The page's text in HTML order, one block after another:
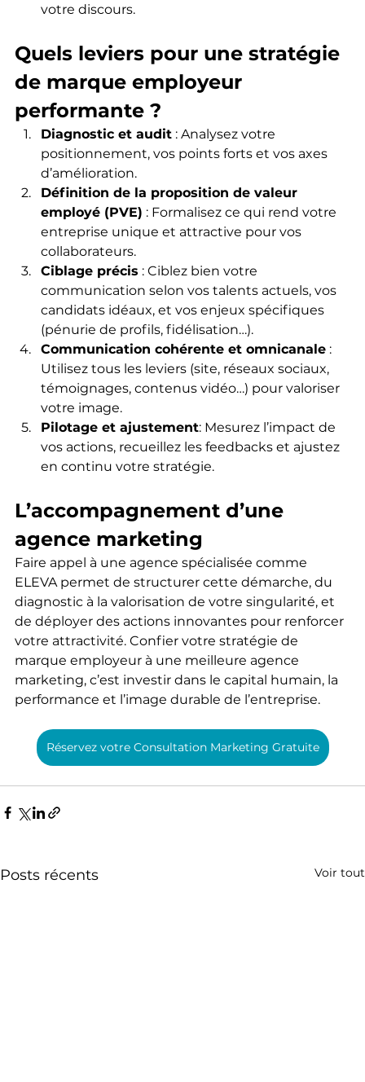
votre discours.
Quels leviers pour une stratégie
de marque employeur
performante ?
Diagnostic et audit : Analysez votre
positionnement, vos points forts et vos axes
d’amélioration.
Définition de la proposition de valeur
employé (PVE) : Formalisez ce qui rend votre
entreprise unique et attractive pour vos
collaborateurs.
Ciblage précis : Ciblez bien votre
communication selon vos talents actuels, vos
candidats idéaux, et vos enjeux spécifiques
(pénurie de profils, fidélisation…).
Communication cohérente et omnicanale :
Utilisez tous les leviers (site, réseaux sociaux,
témoignages, contenus vidéo…) pour valoriser
votre image.
Pilotage et ajustement: Mesurez l’impact de
vos actions, recueillez les feedbacks et ajustez
en continu votre stratégie.
L’accompagnement d’une
agence marketing
Faire appel à une agence spécialisée comme
ELEVA permet de structurer cette démarche, du
diagnostic à la valorisation de votre singularité, et
de déployer des actions innovantes pour renforcer
votre attractivité. Confier votre stratégie de
marque employeur à une meilleure agence
marketing, c’est investir dans le capital humain, la
performance et l’image durable de l’entreprise.
Réservez votre Consultation Marketing Gratuite
Posts récents Voir tout